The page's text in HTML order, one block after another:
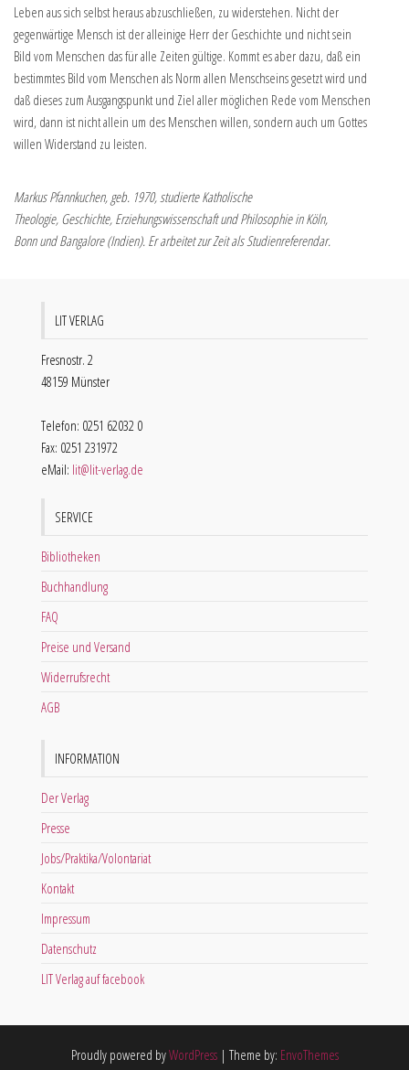
Leben aus sich selbst heraus abzuschließen, zu widerstehen. Nicht der
gegenwärtige Mensch ist der alleinige Herr der Geschichte und nicht sein
Bild vom Menschen das für alle Zeiten gültige. Kommt es aber dazu, daß ein
bestimmtes Bild vom Menschen als Norm allen Menschseins gesetzt wird und
daß dieses zum Ausgangspunkt und Ziel aller möglichen Rede vom Menschen
wird, dann ist nicht allein um des Menschen willen, sondern auch um Gottes
willen Widerstand zu leisten.
Markus Pfannkuchen, geb. 1970, studierte Katholische
Theologie, Geschichte, Erziehungswissenschaft und Philosophie in Köln,
Bonn und Bangalore (Indien). Er arbeitet zur Zeit als Studienreferendar.
LIT VERLAG
Fresnostr. 2
48159 Münster
Telefon: 0251 62032 0
Fax: 0251 231972
eMail: lit@lit-verlag.de
SERVICE
Bibliotheken
Buchhandlung
FAQ
Preise und Versand
Widerrufsrecht
AGB
INFORMATION
Der Verlag
Presse
Jobs/Praktika/Volontariat
Kontakt
Impressum
Datenschutz
LIT Verlag auf facebook
Proudly powered byWordPress | Theme by: EnvoThemes